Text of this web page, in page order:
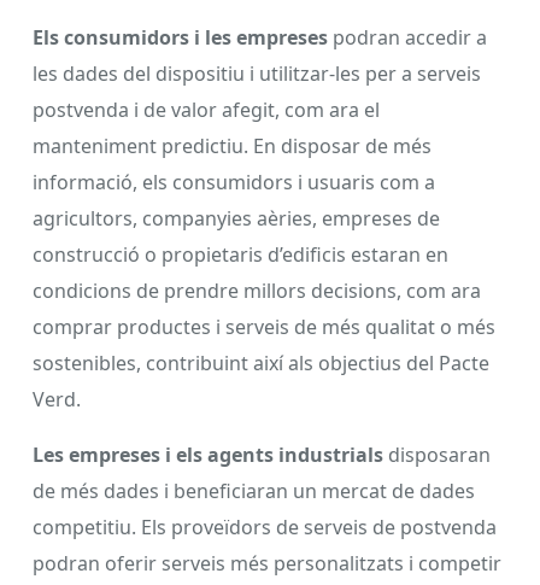
Els consumidors i les empreses podran accedir a
les dades del dispositiu i utilitzar-les per a serveis
postvenda i de valor afegit, com ara el
manteniment predictiu. En disposar de més
informació, els consumidors i usuaris com a
agricultors, companyies aèries, empreses de
construcció o propietaris d’edificis estaran en
condicions de prendre millors decisions, com ara
comprar productes i serveis de més qualitat o més
sostenibles, contribuint així als objectius del Pacte
Verd.
Les empreses i els agents industrials disposaran
de més dades i beneficiaran un mercat de dades
competitiu. Els proveïdors de serveis de postvenda
podran oferir serveis més personalitzats i competir